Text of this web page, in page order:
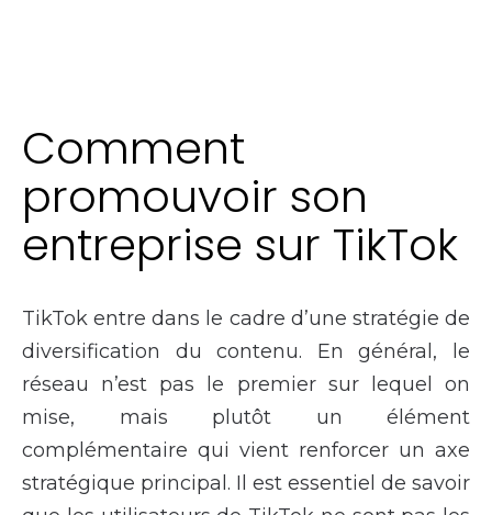
Comment
promouvoir son
entreprise sur TikTok
TikTok entre dans le cadre d’une stratégie de
diversification du contenu. En général, le
réseau n’est pas le premier sur lequel on
mise, mais plutôt un élément
complémentaire qui vient renforcer un axe
stratégique principal. Il est essentiel de savoir